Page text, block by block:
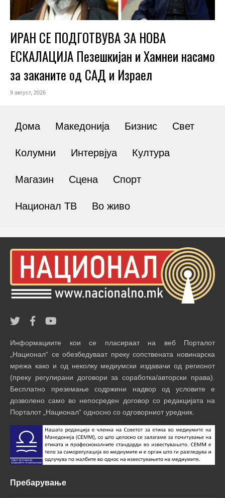
ИРАН СЕ ПОДГОТВУВА ЗА НОВА
ЕСКАЛАЦИЈА Пезешкијан и Хамнеи насамо
за заканите од САД и Израел
9 август, 2026
Дома Македонија Бизнис Свет
Колумни Интервјуа Култура
Магазин Сцена Спорт
Национал ТВ Во живо
Информациите кои се пласираат на веб Порталот
„Национал“ се обезбедуваат преку сопствената новинарска
мрежа како и од неколку медиумски издавачи од регионот
(преку регулирани договори за соработка/авторски права).
Бесплатно преземање содржини надвор од условите е
дозволено само во непосреден договор со редакцијата на
Порталот „Национал“ односно со одговорниот уредник.
Пребарување